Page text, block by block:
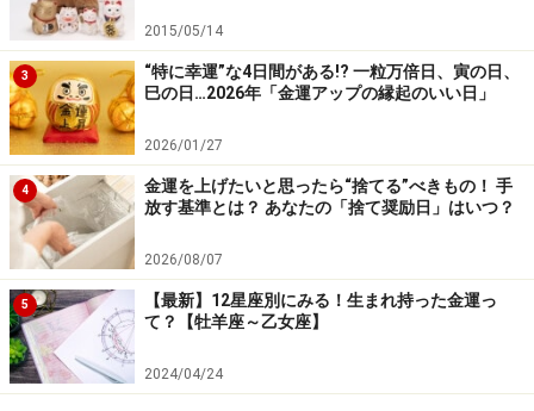
の日は、金運アップの吉日とされています。十干十二支
の周期で60日に1度巡ってきます。
2026年の己巳の日は、以下の通りです。
2月24日、4月25日、6月24日、8月23日、10月22日、12
月21日。
さらに金運をアップさせるには
ポイントは、旧暦の感覚をつかむことです。
旧暦は、月の満ち欠けをベースに作られているので、
2015/05/14
3
“特に幸運”な4日間がある!? 一粒万倍日、寅の日、
巳の日…2026年「金運アップの縁起のいい日」
2026/01/27
4
金運を上げたいと思ったら“捨てる”べきもの！ 手
放す基準とは？ あなたの「捨て奨励日」はいつ？
2026/08/07
5
【最新】12星座別にみる！生まれ持った金運っ
て？【牡羊座～乙女座】
2024/04/24